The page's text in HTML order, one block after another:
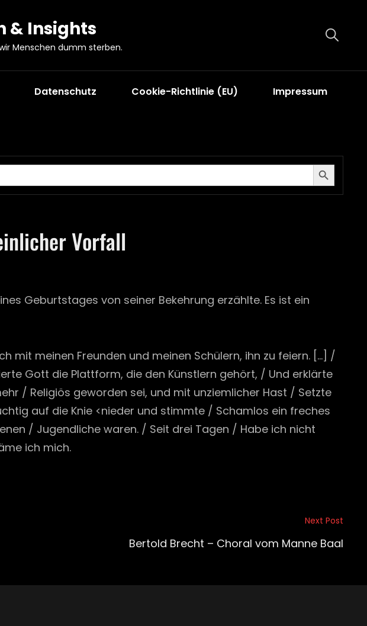
& Insights
Menschen dumm sterben.
Datenschutz Cookie-Richtlinie (EU) Impressum
Search Button
Vorfall
Geburtstages von seiner Bekehrung erzählte. Es ist ein
mit meinen Freunden und meinen Schülern, ihn zu feiern. […] /
Gott die Plattform, die den Künstlern gehört, / Und erklärte
/ Religiös geworden sei, und mit unziemlicher Hast / Setzte
auf die Knie <nieder und stimmte / Schamlos ein freches
/ Jugendliche waren. / Seit drei Tagen / Habe ich nicht
ich mich.
Next Post
Bertold Brecht – Choral vom Manne Baal